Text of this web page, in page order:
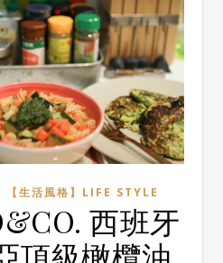
【生活風格】LIFE STYLE
西班牙